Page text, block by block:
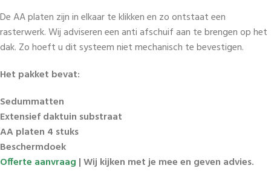
De AA platen zijn in elkaar te klikken en zo ontstaat een
rasterwerk. Wij adviseren een anti afschuif aan te brengen op het
dak. Zo hoeft u dit systeem niet mechanisch te bevestigen.
Het pakket bevat:
Sedummatten
Extensief daktuin substraat
AA platen 4 stuks
Beschermdoek
Offerte aanvraag | Wij kijken met je mee en geven advies.